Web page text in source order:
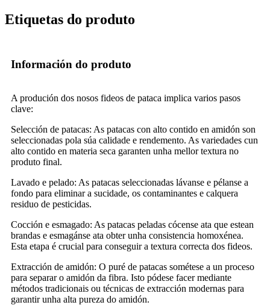
Etiquetas do produto
Información do produto
A produción dos nosos fideos de pataca implica varios pasos
clave:
Selección de patacas: As patacas con alto contido en amidón son
seleccionadas pola súa calidade e rendemento. As variedades cun
alto contido en materia seca garanten unha mellor textura no
produto final.
Lavado e pelado: As patacas seleccionadas lávanse e pélanse a
fondo para eliminar a sucidade, os contaminantes e calquera
residuo de pesticidas.
Cocción e esmagado: As patacas peladas cócense ata que estean
brandas e esmagánse ata obter unha consistencia homoxénea.
Esta etapa é crucial para conseguir a textura correcta dos fideos.
Extracción de amidón: O puré de patacas sométese a un proceso
para separar o amidón da fibra. Isto pódese facer mediante
métodos tradicionais ou técnicas de extracción modernas para
garantir unha alta pureza do amidón.